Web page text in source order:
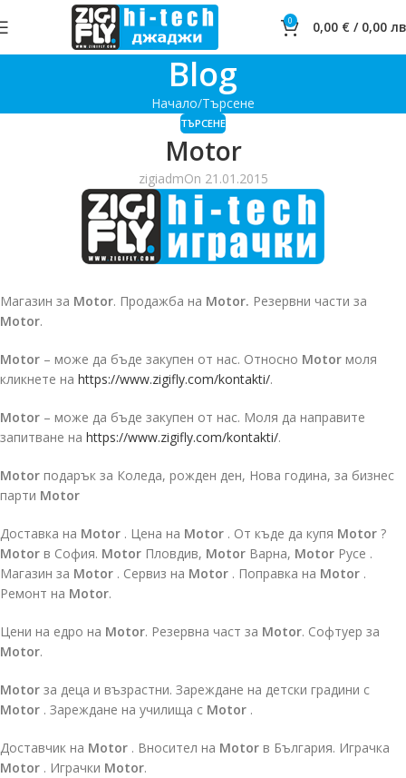
0 0,00 € / 0,00
Blog
Начало Търсене
ТЪРСЕНЕ
Motor
zigiadmOn 21.01.2015
Магазин за Motor. Продажба на Motor. Резервни части за
Motor.
Motor – може да бъде закупен от нас. Относно Motor моля
кликнете на https://www.zigifly.com/kontakti/.
Motor – може да бъде закупен от нас. Моля да направите
запитване на https://www.zigifly.com/kontakti/.
Motor подарък за Коледа, рожден ден, Нова година, за бизнес
парти Motor
Доставка на Motor . Цена на Motor . От къде да купя Motor ?
Motor в София. Motor Пловдив, Motor Варна, Motor Русе .
Магазин за Motor . Сервиз на Motor . Поправка на Motor .
Ремонт на Motor.
Цени на едро на Motor. Резервна част за Motor. Софтуер за
Motor.
Motor за деца и възрастни. Зареждане на детски градини с
Motor . Зареждане на училища с Motor .
Доставчик на Motor . Вносител на Motor в България. Играчка
Motor . Играчки Motor.